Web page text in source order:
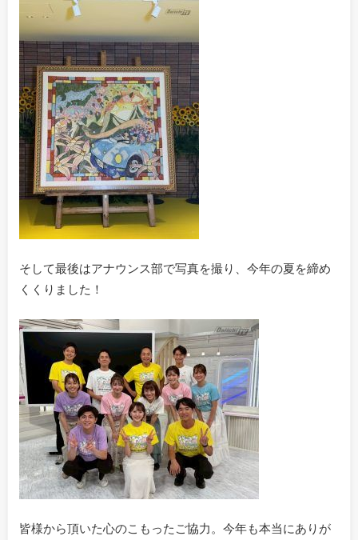
そして最後はアナウンス部で写真を撮り、今年の夏を締め
くくりました！
皆様から頂いた心のこもったご協力。今年も本当にありが